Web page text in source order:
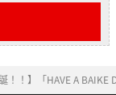
！！】「HAVE A